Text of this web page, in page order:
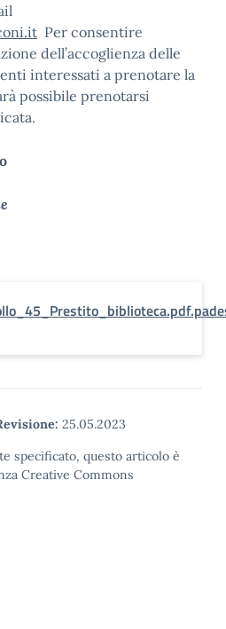
Per consentire
dell’accoglienza delle
interessati a prenotare la
possibile prenotarsi
25.05.2023
specificato, questo articolo è
Creative Commons